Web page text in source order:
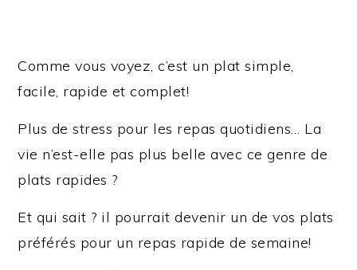
Comme vous voyez, c’est un plat simple,
facile, rapide et complet!
Plus de stress pour les repas quotidiens… La
vie n’est-elle pas plus belle avec ce genre de
plats rapides ?
Et qui sait ? il pourrait devenir un de vos plats
préférés pour un repas rapide de semaine!